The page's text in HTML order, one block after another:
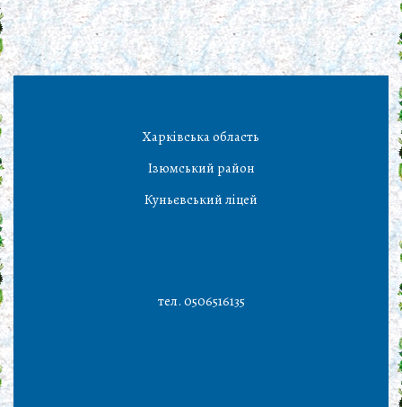
Харківська область
Ізюмський район
Куньєвський ліцей
тел. 0506516135